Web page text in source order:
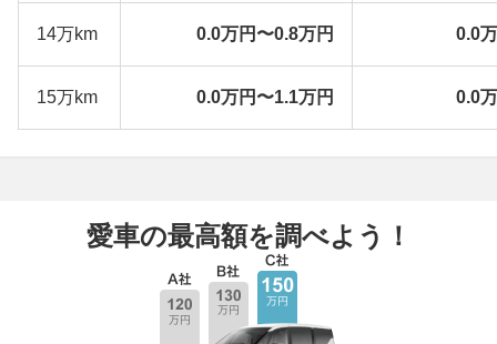
14万km 0.0万円〜0.8万円 0.0
15万km 0.0万円〜1.1万円 0.0
愛車の最高額を調べよう！